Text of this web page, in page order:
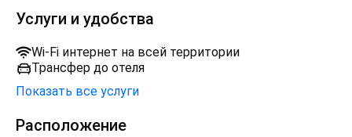
В мини-отеле «Лерэс» обострена общая кухня.
Услуги и удобства
Wi-Fi интернет на всей территории
Трансфер до отеля
Показать все услуги
Расположение